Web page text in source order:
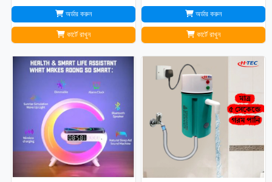
অর্ডার করুন
কার্টে রাখুন
অর্ডার করুন
কার্টে রাখুন